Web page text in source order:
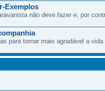
Exemplos
não deve fazer e, por
para tornar mais agradável a vida